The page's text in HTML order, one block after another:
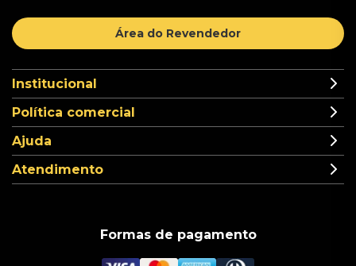
Área do Revendedor
Institucional
Política comercial
Ajuda
Atendimento
Formas de pagamento